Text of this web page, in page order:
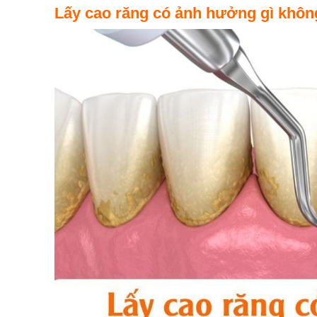
Lấy cao răng có ảnh hưởng gì